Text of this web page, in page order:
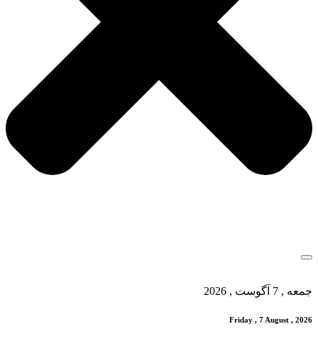
جمعه , 7 آگوست , 2026
Friday , 7 August , 2026